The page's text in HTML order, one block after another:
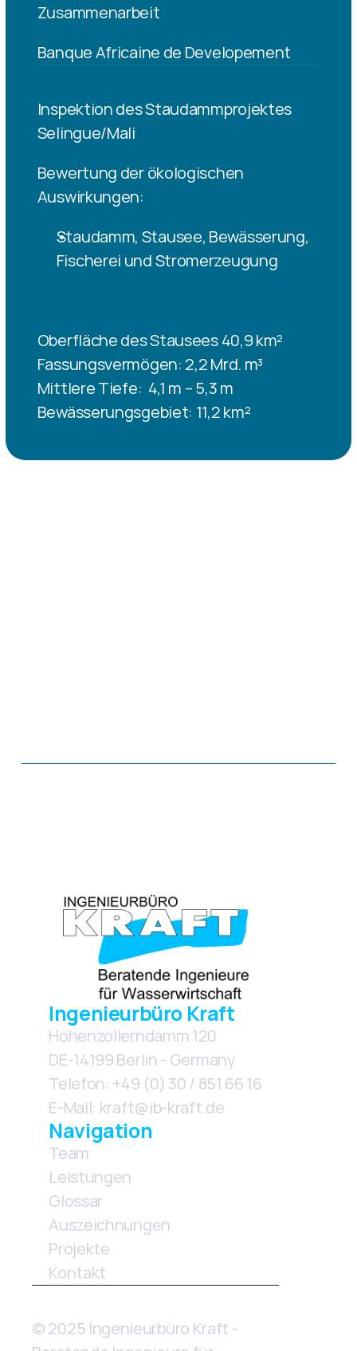
Zusammenarbeit
Banque Africaine de Developement
Inspektion des Staudammprojektes
Selingue/Mali
Bewertung der ökologischen
Auswirkungen:
Staudamm, Stausee, Bewässerung,
Fischerei und Stromerzeugung
Oberfläche des Stausees 40,9 km²
Fassungsvermögen: 2,2 Mrd. m³
Mittlere Tiefe:  4,1 m – 5,3 m
Bewässerungsgebiet: 11,2 km²
Ingenieurbüro Kraft
Hohenzollerndamm 120
DE-14199 Berlin - Germany
Telefon: +49 (0) 30 / 851 66 16
E-Mail: kraft@ib-kraft.de
Navigation
Team
Leistungen
Glossar
Auszeichnungen
Projekte
Kontakt
© 2025 Ingenieurbüro Kraft -